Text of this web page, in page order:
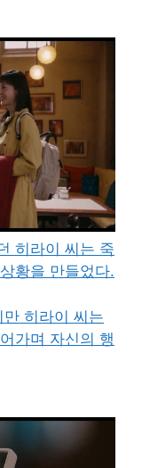
히라이 씨는 죽
황을 만들었다.
히라이 씨는
가며 자신의 행